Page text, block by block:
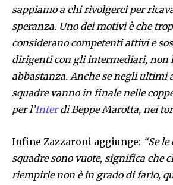
sappiamo a chi rivolgerci per
speranza. Uno dei motivi è che
considerano competenti attivi e
dirigenti con gli intermediari, non
abbastanza. Anche se negli ultimi
squadre vanno in finale nelle
per l’Interdi Beppe Marotta, nei
Infine Zazzaroni aggiunge: “Se
squadre sono vuote, significa che
riempirle non è in grado di farlo,